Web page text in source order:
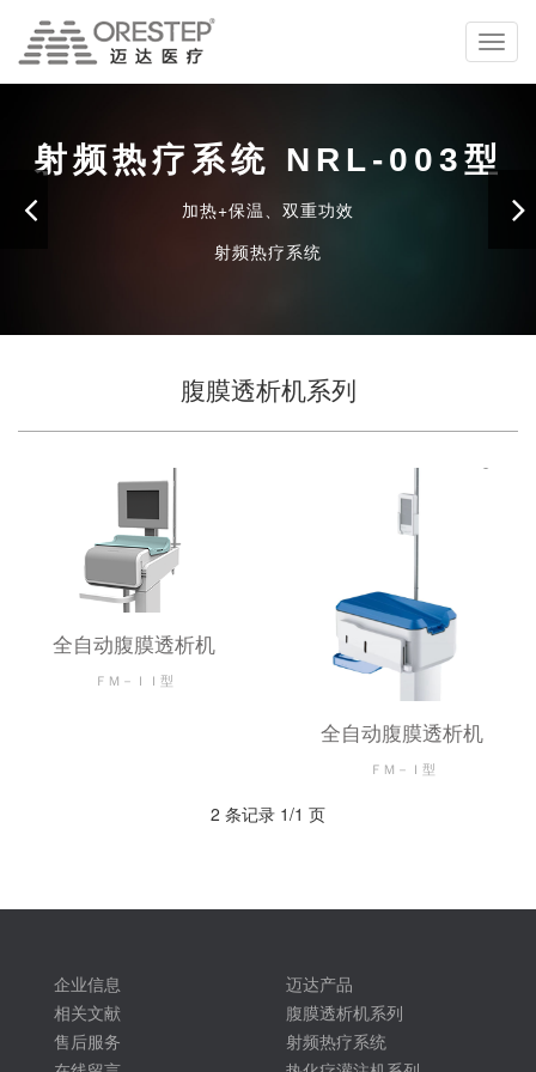
切
换
射频热疗系统 NRL-003型
加热+保温、双重功效
射频热疗系统
腹膜透析机系列
全自动腹膜透析机
ＦＭ－ＩＩ型
全自动腹膜透析机
ＦＭ－Ｉ型
2 条记录 1/1 页
企业信息
相关文献
售后服务
迈达产品
腹膜透析机系列
射频热疗系统